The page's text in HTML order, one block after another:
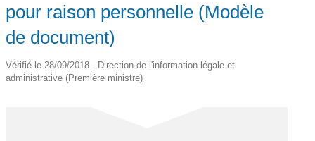
pour raison personnelle (Modèle
de document)
Vérifié le 28/09/2018 - Direction de l'information légale et
administrative (Première ministre)